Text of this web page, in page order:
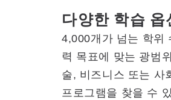
다양한 학습 옵
4,000개가 넘는 학위
력 목표에 맞는 광범
술, 비즈니스 또는 사
프로그램을 찾을 수